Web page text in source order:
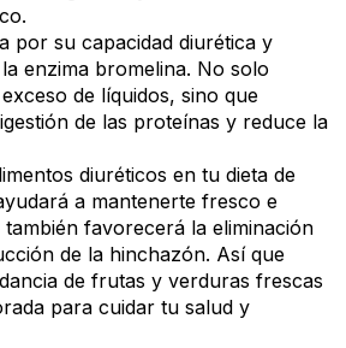
por su capacidad diurética y
enzima bromelina. No solo
de líquidos, sino que
de las proteínas y reduce la
diuréticos en tu dieta de
a mantenerte fresco e
favorecerá la eliminación
de la hinchazón. Así que
de frutas y verduras frescas
para cuidar tu salud y